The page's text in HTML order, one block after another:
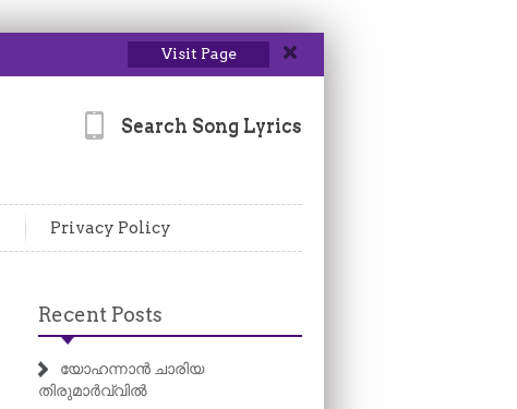
Visit Page
Search Song Lyrics
Privacy Policy
Recent Posts
യോഹന്നാൻ ചാരിയ
തിരുമാർവ്വിൽ